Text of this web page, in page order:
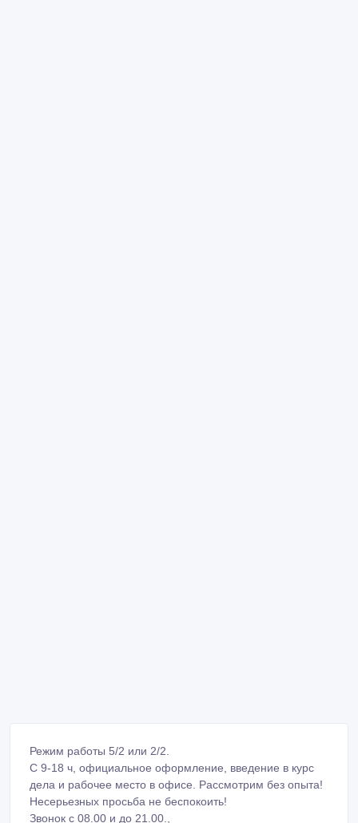
Режим работы 5/2 или 2/2.
С 9-18 ч, официальное оформление, введение в курс
дела и рабочее место в офисе. Рассмотрим без опыта!
Несерьезных просьба не беспокоить!
Звонок с 08.00 и до 21.00.,